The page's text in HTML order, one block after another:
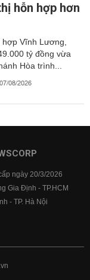
hỗn hợp hơn
Vĩnh Lương,
tỷ đồng vừa
Hòa trình...
08/2026
ngày 20/3/2026
Gia Định - TP.HCM
- TP. Hà Nội